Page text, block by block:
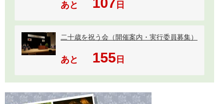
あと 107 日
二十歳を祝う会（開催案内・実行委員募集）
あと 155日